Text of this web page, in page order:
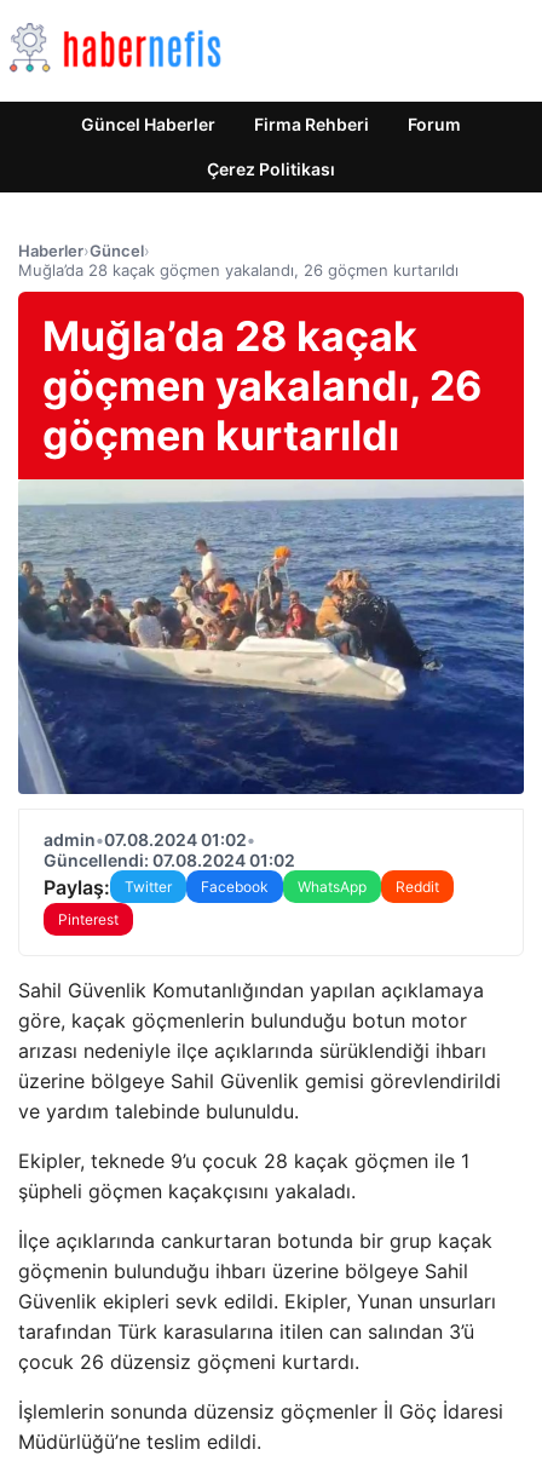
Güncel Haberler Firma Rehberi Forum
Çerez Politikası
Haberler›Güncel›
Muğla’da 28 kaçak göçmen yakalandı, 26 göçmen kurtarıldı
Muğla’da 28 kaçak
göçmen yakalandı, 26
göçmen kurtarıldı
admin•07.08.2024 01:02•
Güncellendi: 07.08.2024 01:02
Paylaş: Twitter Facebook WhatsApp
Reddit
Pinterest
Sahil Güvenlik Komutanlığından yapılan açıklamaya
göre, kaçak göçmenlerin bulunduğu botun motor
arızası nedeniyle ilçe açıklarında sürüklendiği ihbarı
üzerine bölgeye Sahil Güvenlik gemisi görevlendirildi
ve yardım talebinde bulunuldu.
Ekipler, teknede 9’u çocuk 28 kaçak göçmen ile 1
şüpheli göçmen kaçakçısını yakaladı.
İlçe açıklarında cankurtaran botunda bir grup kaçak
göçmenin bulunduğu ihbarı üzerine bölgeye Sahil
Güvenlik ekipleri sevk edildi. Ekipler, Yunan unsurları
tarafından Türk karasularına itilen can salından 3’ü
çocuk 26 düzensiz göçmeni kurtardı.
İşlemlerin sonunda düzensiz göçmenler İl Göç İdaresi
Müdürlüğü’ne teslim edildi.